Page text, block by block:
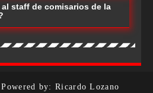
staff de comisarios de la
by: Ricardo Lozano